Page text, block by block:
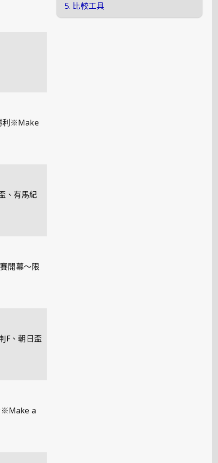
利※Make
、有馬紀
開幕～限
、朝日盃
※Make a
5. 比較工具